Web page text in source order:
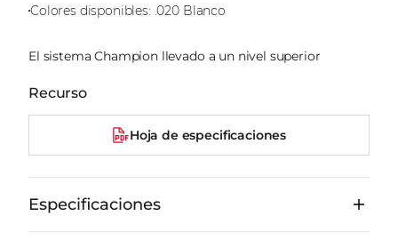
Colores disponibles: .020 Blanco
El sistema Champion llevado a un nivel superior
Recurso
Hoja de especificaciones
Especificaciones